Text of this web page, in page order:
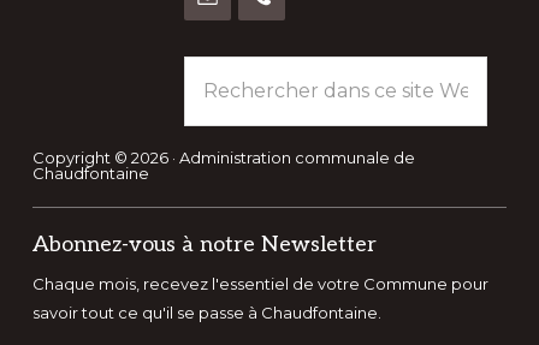
dans
ce
site
Copyright © 2026 · Administration communale de
Chaudfontaine
Abonnez-vous à notre Newsletter
Chaque mois, recevez l'essentiel de votre Commune pour
savoir tout ce qu'il se passe à Chaudfontaine.